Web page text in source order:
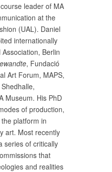
leader of MA
at the
(UAL). Daniel
internationally
Berlin
, Fundació
Art Forum, MAPS,
Museum. His PhD
of production,
platform in
art. Most recently
series of critically
that
and realities